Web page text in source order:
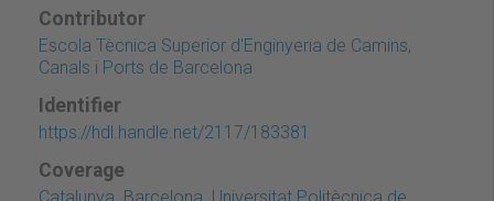
Contributor
Escola Tècnica Superior d'Enginyeria de Camins,
Canals i Ports de Barcelona
Identifier
https://hdl.handle.net/2117/183381
Coverage